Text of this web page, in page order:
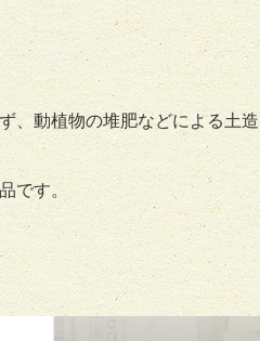
、動植物の堆肥などによる土造
です。